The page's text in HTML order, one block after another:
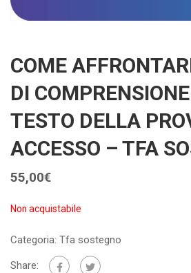
COME
DI
TESTO DELLA
ACCESSO – TFA
55,00€
Non acquistabile
Categoria: Tfa sostegno
Share: